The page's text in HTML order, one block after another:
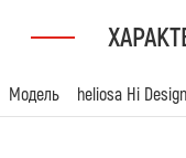
Модель heliosa Hi